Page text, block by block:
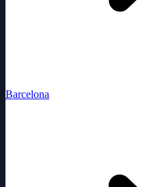
Barcelona